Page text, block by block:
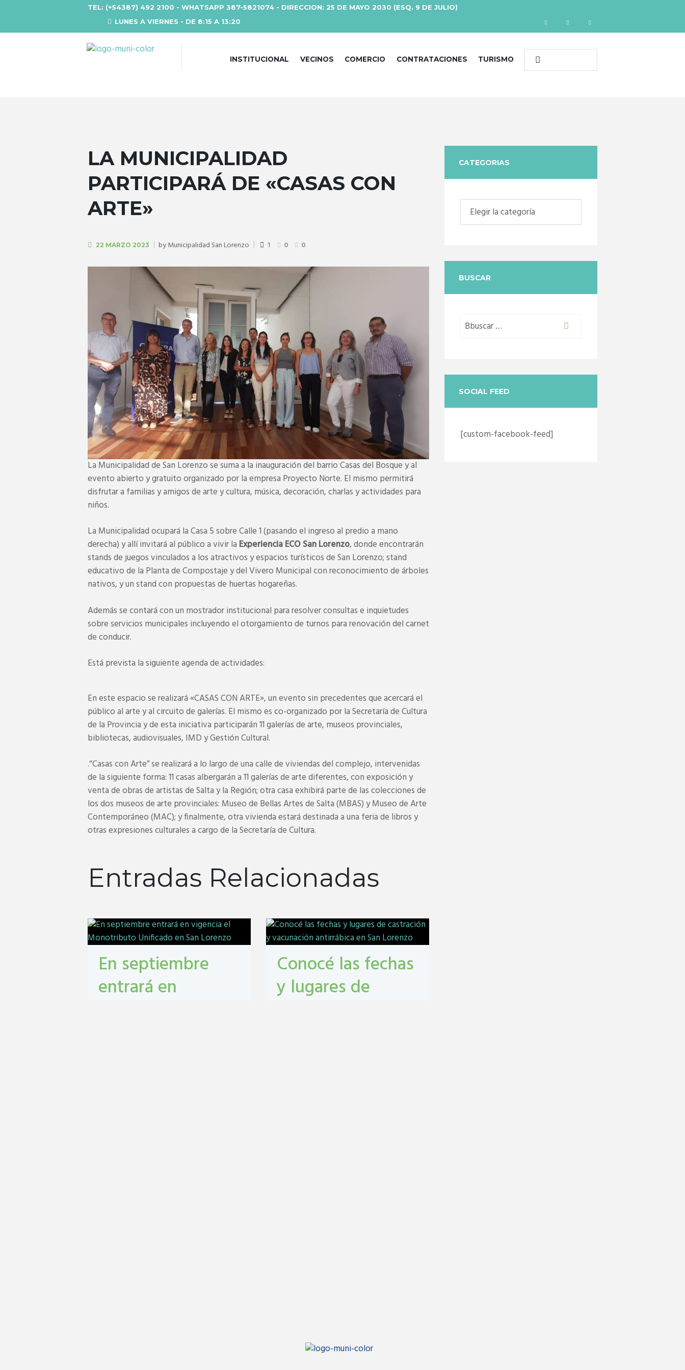
TEL: (+54387) 492 2100 - WHATSAPP 387-5821074 - DIRECCION: 25 DE MAYO 2030 (ESQ. 9 DE JULIO)
LUNES A VIERNES - DE 8:15 A 13:20
INSTITUCIONAL VECINOS COMERCIO CONTRATACIONES TURISMO
LA MUNICIPALIDAD
PARTICIPARÁ DE «CASAS CON
ARTE»
22 MARZO 2023 byMunicipalidad San Lorenzo 1 0 0
La Municipalidad de San Lorenzo se suma a la inauguración del barrio Casas del Bosque y al
evento abierto y gratuito organizado por la empresa Proyecto Norte. El mismo permitirá
disfrutar a familias y amigos de arte y cultura, música, decoración, charlas y actividades para
niños.
La Municipalidad ocupará la Casa 5 sobre Calle 1 (pasando el ingreso al predio a mano
derecha) y allí invitará al público a vivir la Experiencia ECO San Lorenzo, donde encontrarán
stands de juegos vinculados a los atractivos y espacios turísticos de San Lorenzo; stand
educativo de la Planta de Compostaje y del Vivero Municipal con reconocimiento de árboles
nativos, y un stand con propuestas de huertas hogareñas.
Además se contará con un mostrador institucional para resolver consultas e inquietudes
sobre servicios municipales incluyendo el otorgamiento de turnos para renovación del carnet
de conducir.
Está prevista la siguiente agenda de actividades:
En este espacio se realizará «CASAS CON ARTE», un evento sin precedentes que acercará el
público al arte y al circuito de galerías. El mismo es co-organizado por la Secretaría de Cultura
de la Provincia y de esta iniciativa participarán 11 galerías de arte, museos provinciales,
bibliotecas, audiovisuales, IMD y Gestión Cultural.
.“Casas con Arte” se realizará a lo largo de una calle de viviendas del complejo, intervenidas
de la siguiente forma: 11 casas albergarán a 11 galerías de arte diferentes, con exposición y
venta de obras de artistas de Salta y la Región; otra casa exhibirá parte de las colecciones de
los dos museos de arte provinciales: Museo de Bellas Artes de Salta (MBAS) y Museo de Arte
Contemporáneo (MAC); y finalmente, otra vivienda estará destinada a una feria de libros y
otras expresiones culturales a cargo de la Secretaría de Cultura.
Entradas Relacionadas
En septiembre
entrará en
Conocé las fechas
y lugares de
CATEGORIAS
Categorias
BUSCAR
SOCIAL FEED
[custom-facebook-feed]